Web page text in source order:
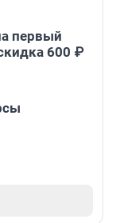
первый
600 ₽